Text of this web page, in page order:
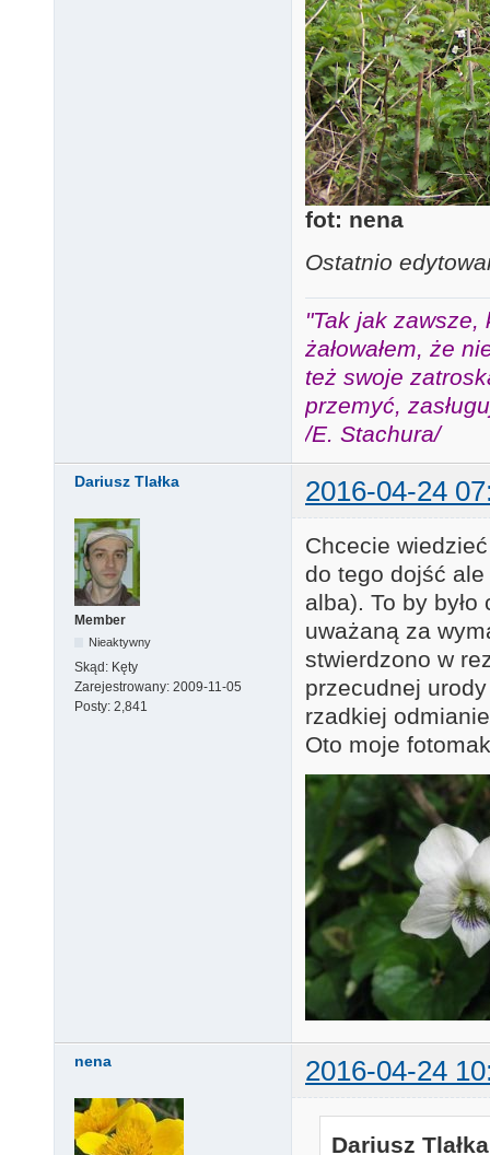
fot: nena
Ostatnio
"Tak jak zawsze,
żałowałem, że
też swoje
przemyć,
/E. Stachura/
Dariusz Tlałka 2016-04-24
Member
Nieaktywny
Skąd: Kęty
Zarejestrowany: 2009-11-05
Posty: 2,841
Chcecie
do tego dojść
alba). To by
uważaną za
stwierdzono w
przecudnej
rzadkiej
Oto moje
nena 2016-04-24
Dariusz